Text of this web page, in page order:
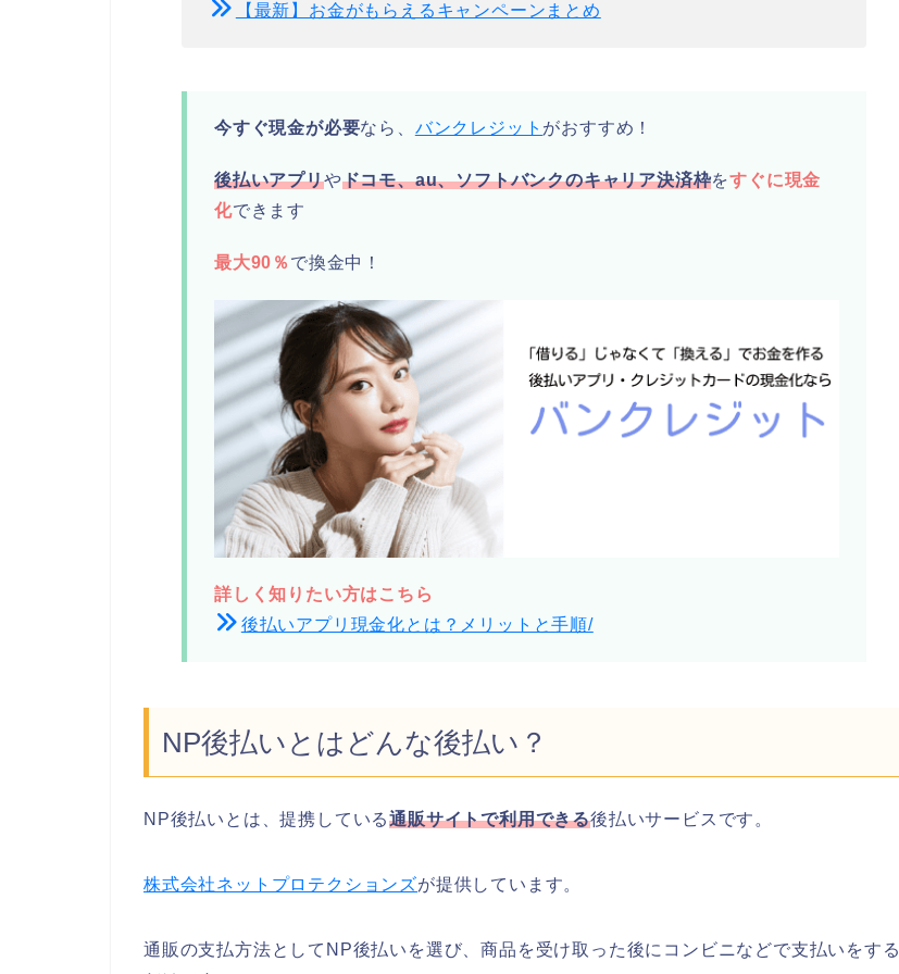
【最新】お金がもらえるキャンペーンまとめ
今すぐ現金が必要なら、 バンクレジット がおすすめ！
後払いアプリやドコモ、au、ソフトバンクのキャリア決済枠をすぐに現金
化できます
最大90％ で換金中！
詳しく知りたい方はこちら
後払いアプリ現金化とは？メリットと手順/
NP後払いとはどんな後払い？
NP後払いとは、提携している通販サイトで利用できる後払いサービスです。
株式会社ネットプロテクションズが提供しています。
通販の支払方法としてNP後払いを選び、商品を受け取った後にコンビニなどで支払いをする